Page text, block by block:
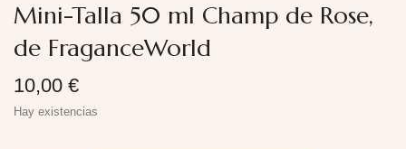
Mini-Talla 50 ml Champ de Rose,
de FraganceWorld
10,00 €
Hay existencias